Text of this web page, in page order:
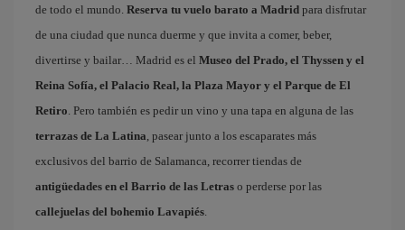
de todo el mundo. Reserva tu vuelo barato a Madrid para disfrutar
de una ciudad que nunca duerme y que invita a comer, beber,
divertirse y bailar… Madrid es el Museo del Prado, el Thyssen y el
Reina Sofía, el Palacio Real, la Plaza Mayor y el Parque de El
Retiro. Pero también es pedir un vino y una tapa en alguna de las
terrazas de La Latina, pasear junto a los escaparates más
exclusivos del barrio de Salamanca, recorrer tiendas de
antigüedades en el Barrio de las Letras o perderse por las
callejuelas del bohemio Lavapiés.